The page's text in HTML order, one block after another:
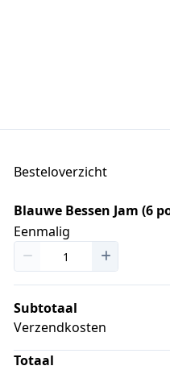
Besteloverzicht
Blauwe Bessen Jam (6
Eenmalig
Subtotaal
Verzendkosten
Totaal